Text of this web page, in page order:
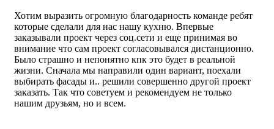
Хотим выразить огромную благодарность команде ребят
которые сделали для нас нашу кухню. Впервые
заказывали проект через соц.сети и еще принимая во
внимание что сам проект согласовывался дистанционно.
Было страшно и непонятно кпк это будет в реальной
жизни. Сначала мы направили один вариант, поехали
выбирать фасады и.. решили совершенно другой проект
заказать. Так что советуем и рекомендуем не только
нашим друзьям, но и всем.